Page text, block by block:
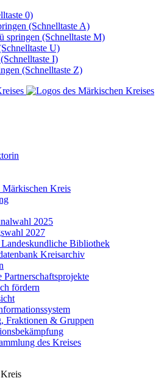
0)
(Schnelltaste A)
springen (Schnelltaste M)
U)
I)
(Schnelltaste Z)
Märkischen Kreis
2025
2027
Bibliothek
Kreisarchiv
Partnerschaftsprojekte
fördern
Fraktionen & Gruppen
des Kreises